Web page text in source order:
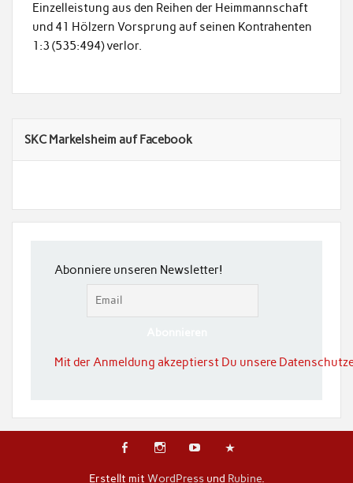
Einzelleistung aus den Reihen der Heimmannschaft
und 41 Hölzern Vorsprung auf seinen Kontrahenten
1:3 (535:494) verlor.
SKC Markelsheim auf Facebook
Abonniere unseren Newsletter!
Mit der Anmeldung akzeptierst Du unsere
Erstellt mit WordPressund Rubine.